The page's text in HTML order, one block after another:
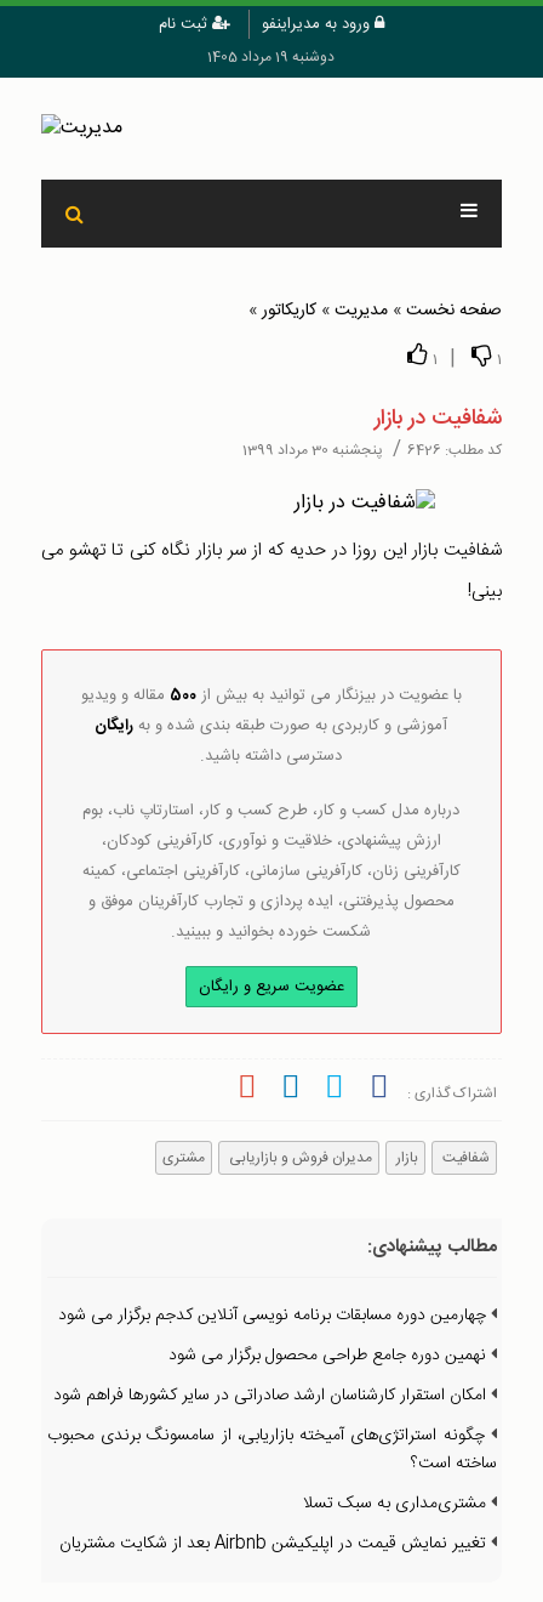
ورود به مدیراینفو ثبت نام
دوشنبه 19 مرداد 1405
صفحه نخست» مدیریت» کاریکاتور»
1
|
1
شفافیت در بازار
کد مطلب: 6426
/ پنجشنبه 30 مرداد 1399
شفافیت بازار این روزا در حدیه که از سر بازار نگاه کنی تا تهشو می
بینی!
با عضویت در بیزنگار می توانید به بیش از500 مقاله و ویدیو
آموزشی و کاربردی به صورت طبقه بندی شده و بهرایگان
دسترسی داشته باشید.
درباره مدل کسب و کار، طرح کسب و کار، استارتاپ ناب، بوم
ارزش پیشنهادی، خلاقیت و نوآوری، کارآفرینی کودکان،
کارآفرینی زنان، کارآفرینی سازمانی، کارآفرینی اجتماعی، کمینه
محصول پذیرفتنی، ایده پردازی و تجارب کارآفرینان موفق و
شکست خورده بخوانید و ببینید.
عضویت سریع و رایگان
اشتراک گذاری :
شفافیت بازار مدیران فروش و بازاریابی مشتری
مطالب پیشنهادی:
چهارمین دوره مسابقات برنامه نویسی آنلاین کدجم برگزار می شود
نهمین دوره جامع طراحی محصول برگزار می شود
امکان استقرار کارشناسان ارشد صادراتی در سایر کشورها فراهم شود
چگونه استراتژی‌های آمیخته بازاریابی، از سامسونگ برندی محبوب
ساخته است؟
مشتری‌مداری به سبک تسلا
تغییر نمایش قیمت در اپلیکیشن Airbnb بعد از شکایت مشتریان